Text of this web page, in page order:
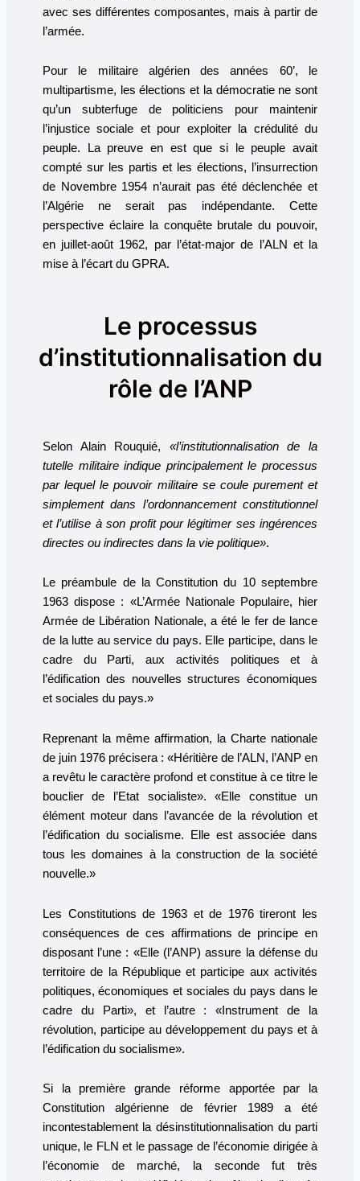
avec ses différentes composantes, mais à partir de
l’armée.
Pour le militaire algérien des années 60’, le
multipartisme, les élections et la démocratie ne sont
qu’un subterfuge de politiciens pour maintenir
l’injustice sociale et pour exploiter la crédulité du
peuple. La preuve en est que si le peuple avait
compté sur les partis et les élections, l’insurrection
de Novembre 1954 n’aurait pas été déclenchée et
l’Algérie ne serait pas indépendante. Cette
perspective éclaire la conquête brutale du pouvoir,
en juillet-août 1962, par l’état-major de l’ALN et la
mise à l’écart du GPRA.
Le processus
d’institutionnalisation du
rôle de l’ANP
Selon Alain Rouquié, «l’institutionnalisation de la
tutelle militaire indique principalement le processus
par lequel le pouvoir militaire se coule purement et
simplement dans l’ordonnancement constitutionnel
et l’utilise à son profit pour légitimer ses ingérences
directes ou indirectes dans la vie politique».
Le préambule de la Constitution du 10 septembre
1963 dispose : «L’Armée Nationale Populaire, hier
Armée de Libération Nationale, a été le fer de lance
de la lutte au service du pays. Elle participe, dans le
cadre du Parti, aux activités politiques et à
l’édification des nouvelles structures économiques
et sociales du pays.»
Reprenant la même affirmation, la Charte nationale
de juin 1976 précisera : «Héritière de l’ALN, l’ANP en
a revêtu le caractère profond et constitue à ce titre le
bouclier de l’Etat socialiste». «Elle constitue un
élément moteur dans l’avancée de la révolution et
l’édification du socialisme. Elle est associée dans
tous les domaines à la construction de la société
nouvelle.»
Les Constitutions de 1963 et de 1976 tireront les
conséquences de ces affirmations de principe en
disposant l’une : «Elle (l’ANP) assure la défense du
territoire de la République et participe aux activités
politiques, économiques et sociales du pays dans le
cadre du Parti», et l’autre : «Instrument de la
révolution, participe au développement du pays et à
l’édification du socialisme».
Si la première grande réforme apportée par la
Constitution algérienne de février 1989 a été
incontestablement la désinstitutionnalisation du parti
unique, le FLN et le passage de l’économie dirigée à
l’économie de marché, la seconde fut très